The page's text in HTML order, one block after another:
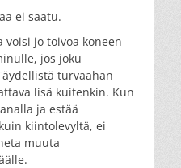
voisi jo toivoa koneen
jos joku
turvaahan
lisä kuitenkin. Kun
ja estää
kiintolevyltä, ei
muuta